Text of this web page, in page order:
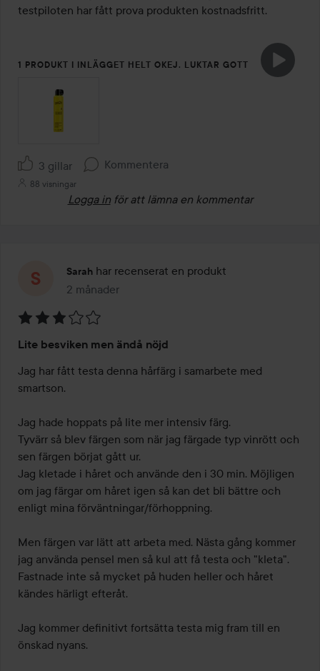
testpiloten har fått prova produkten kostnadsfritt.
1 PRODUKT I INLÄGGET HELT OKEJ. LUKTAR GOTT
3 gillar Kommentera
88 visningar
Logga in för att lämna en kommentar
Sarah har recenserat en produkt
2 månader
Inlägget skapades 2 månader
3
av
5
Lite besviken men ändå nöjd
Jag har fått testa denna hårfärg i samarbete med
smartson.
Jag hade hoppats på lite mer intensiv färg.
Tyvärr så blev färgen som när jag färgade typ vinrött och
sen färgen börjat gått ur.
Jag kletade i håret och använde den i 30 min. Möjligen
om jag färgar om håret igen så kan det bli bättre och
enligt mina förväntningar/förhoppning.
Men färgen var lätt att arbeta med. Nästa gång kommer
jag använda pensel men så kul att få testa och "kleta".
Fastnade inte så mycket på huden heller och håret
kändes härligt efteråt.
Jag kommer definitivt fortsätta testa mig fram till en
önskad nyans.